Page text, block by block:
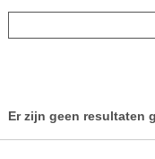
Er zijn geen resultaten